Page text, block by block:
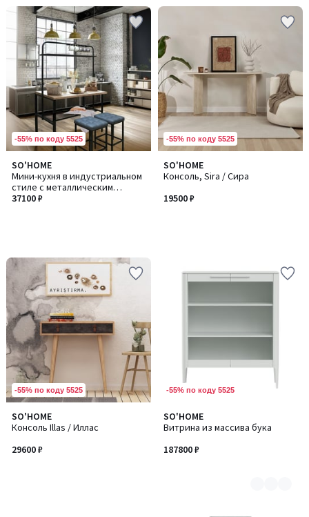
-55% по коду 5525
SO'HOME
Мини-кухня в индустриальном
стиле с металлическим
каркасом
37100 ₽
-55% по коду 5525
SO'HOME
Консоль, Sira / Сира
19500 ₽
-55% по коду 5525
SO'HOME
Консоль Illas / Иллас
29600 ₽
-55% по коду 5525
SO'HOME
Витрина из массива бука
187800 ₽
Количество
цветов:
6